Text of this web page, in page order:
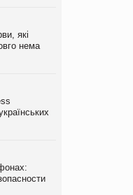
які
нема